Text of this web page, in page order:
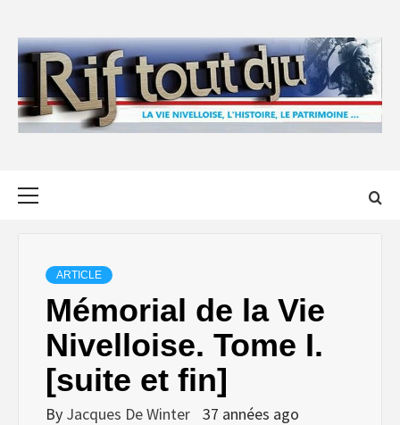
content
ARTICLE
Mémorial de la Vie
Nivelloise. Tome I.
[suite et fin]
By Jacques De Winter 37 années ago